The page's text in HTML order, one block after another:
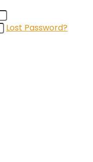
Lost Password?